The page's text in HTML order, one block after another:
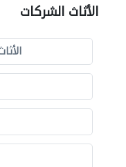
الأثاث الشركات